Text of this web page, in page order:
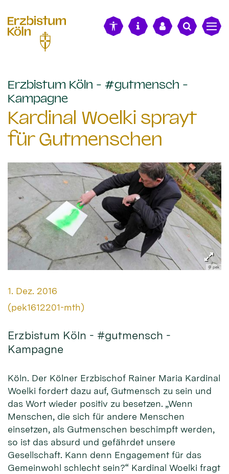
Erzbistum Köln - #gutmensch -
Kampagne:
Kardinal Woelki sprayt
für Gutmenschen
© pek
Datum:
1. Dez. 2016
Von:
(pek1612201-mth)
Erzbistum Köln - #gutmensch -
Kampagne
Köln. Der Kölner Erzbischof Rainer Maria Kardinal
Woelki fordert dazu auf, Gutmensch zu sein und
das Wort wieder positiv zu besetzen. „Wenn
Menschen, die sich für andere Menschen
einsetzen, als Gutmenschen beschimpft werden,
so ist das absurd und gefährdet unsere
Gesellschaft. Kann denn Engagement für das
Gemeinwohl schlecht sein?“ Kardinal Woelki fragt